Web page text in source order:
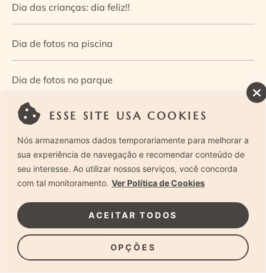
ESSE SITE USA COOKIES
Nós armazenamos dados temporariamente para melhorar a
sua experiência de navegação e recomendar conteúdo de
seu interesse. Ao utilizar nossos serviços, você concorda
com tal monitoramento. Ver Política de Cookies
OPÇÕES
ACEITAR TODOS
Dia das crianças: dia feliz!!
Dia de fotos na piscina
Dia de fotos no parque
Dia dos Pais — Guia de ensaios fotográficos
Dia Mundial da Infância: como a fotografia ajuda a
construir a memória e a identidade da criança
Diário de uma grávida e sua pequena
Dica de especialista: como otimizar o fluxo de trabalho